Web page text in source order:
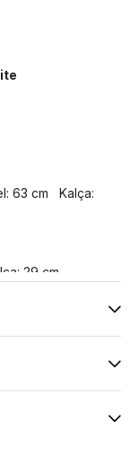
63 cm Kalça:
29 cm
Az Çözücü